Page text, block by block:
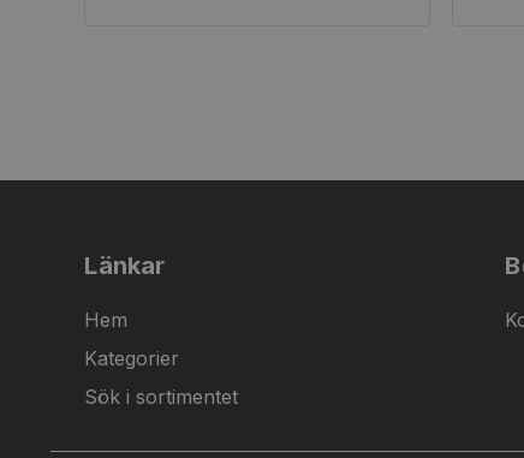
Länkar
Hem
Kategorier
Sök i sortimentet